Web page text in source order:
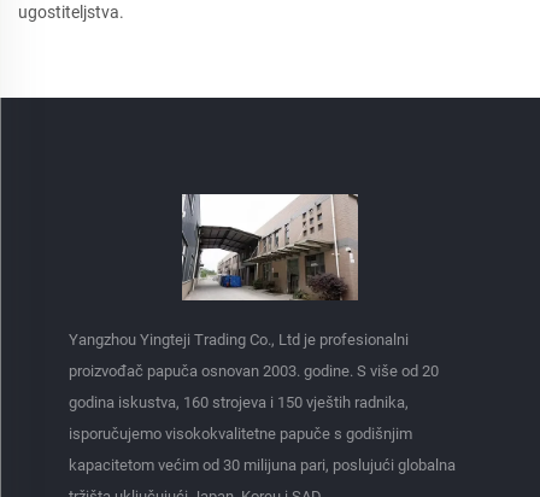
ugostiteljstva.
Yangzhou Yingteji Trading Co., Ltd je profesionalni
proizvođač papuča osnovan 2003. godine. S više od 20
godina iskustva, 160 strojeva i 150 vještih radnika,
isporučujemo visokokvalitetne papuče s godišnjim
kapacitetom većim od 30 milijuna pari, poslujući globalna